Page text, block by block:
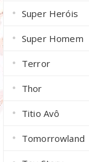
Super Heróis
Super Homem
Terror
Thor
Titio Avô
Tomorrowland